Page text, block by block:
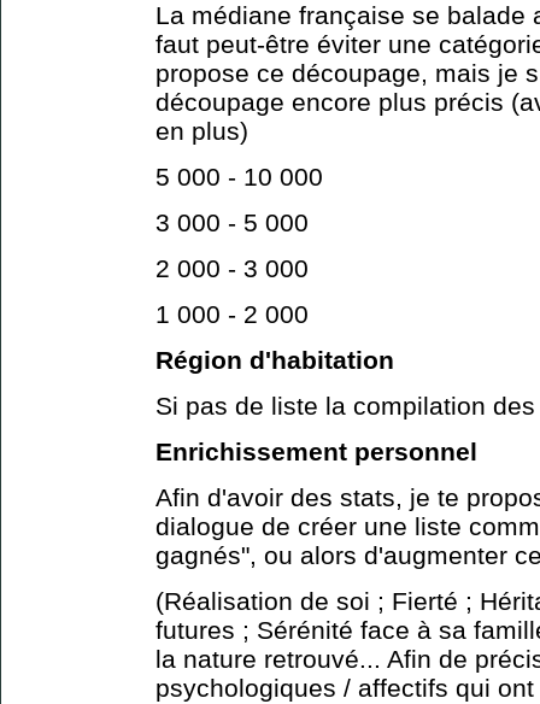
La médiane française se balade
faut peut-être éviter une
propose ce découpage, mais je
découpage encore plus précis
en plus)
5 000 - 10 000
3 000 - 5 000
2 000 - 3 000
1 000 - 2 000
Région d'habitation
Si pas de liste la compilation
Enrichissement personnel
Afin d'avoir des stats, je te
dialogue de créer une liste
gagnés", ou alors d'augmenter
(Réalisation de soi ; Fierté ;
futures ; Sérénité face à sa
la nature retrouvé... Afin de
psychologiques / affectifs qui ont